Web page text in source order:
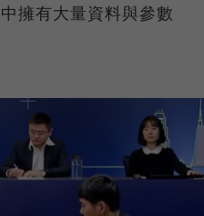
擁有大量資料與參數